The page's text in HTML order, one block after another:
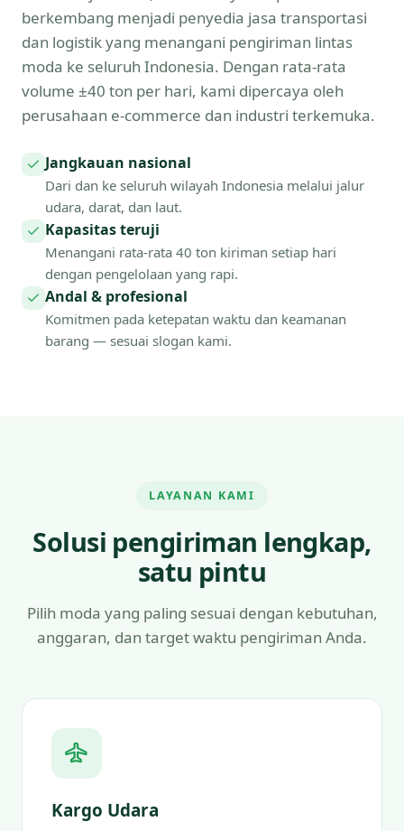
berkembang menjadi penyedia jasa transportasi
dan logistik yang menangani pengiriman lintas
moda ke seluruh Indonesia. Dengan rata-rata
volume ±40 ton per hari, kami dipercaya oleh
perusahaan e-commerce dan industri terkemuka.
Jangkauan nasional
Dari dan ke seluruh wilayah Indonesia melalui jalur
udara, darat, dan laut.
Kapasitas teruji
Menangani rata-rata 40 ton kiriman setiap hari
dengan pengelolaan yang rapi.
Andal & profesional
Komitmen pada ketepatan waktu dan keamanan
barang — sesuai slogan kami.
LAYANAN KAMI
Solusi pengiriman lengkap,
satu pintu
Pilih moda yang paling sesuai dengan kebutuhan,
anggaran, dan target waktu pengiriman Anda.
Kargo Udara